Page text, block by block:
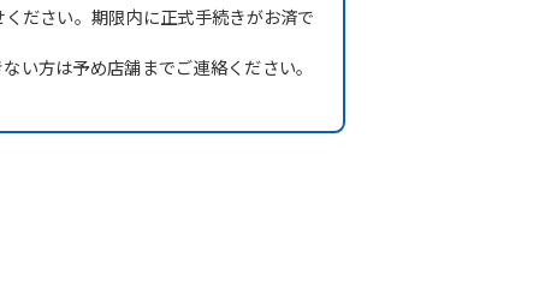
ださい。期限内に正式手続きがお済で
い方は予め店舗までご連絡ください。